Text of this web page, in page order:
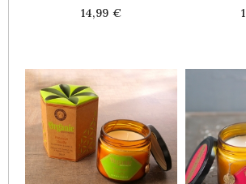
Price
14,99 €